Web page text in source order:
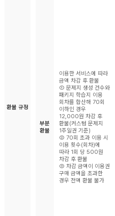
환불 규정
부분
환불
이용한 서비스에 따라
금액 차감 후 환불
① 문제지 생성 건수와
패키지 학습지 이용
회차를 합산해 70회
이하인 경우
12,000원 차감 후
환불(커스텀 문제지
1주일권 기준)
② 70회 초과 이용 시
이용 횟수(회차)에
따라 1회 당 500원
차감 후 환불
③ 차감 금액이 이용권
구매 금액을 초과한
경우 전액 환불 불가